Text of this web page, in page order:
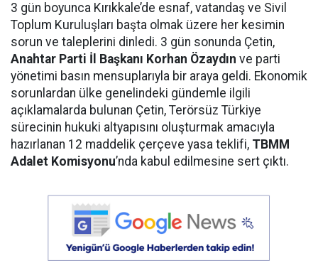
3 gün boyunca Kırıkkale’de esnaf, vatandaş ve Sivil
Toplum Kuruluşları başta olmak üzere her kesimin
sorun ve taleplerini dinledi. 3 gün sonunda Çetin,
Anahtar Parti İl Başkanı Korhan Özaydın ve parti
yönetimi basın mensuplarıyla bir araya geldi. Ekonomik
sorunlardan ülke genelindeki gündemle ilgili
açıklamalarda bulunan Çetin, Terörsüz Türkiye
sürecinin hukuki altyapısını oluşturmak amacıyla
hazırlanan 12 maddelik çerçeve yasa teklifi, TBMM
Adalet Komisyonu’nda kabul edilmesine sert çıktı.